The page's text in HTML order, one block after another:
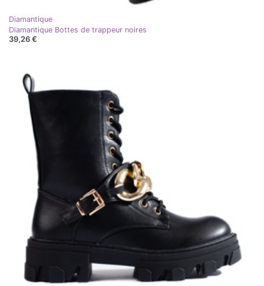
Diamantique
Diamantique Bottes de trappeur noires
39,26 €